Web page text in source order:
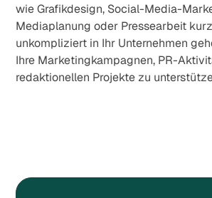
wie Grafikdesign, Social-Media-
Mediaplanung oder Pressearbeit
unkompliziert in Ihr Unternehmen
Ihre Marketingkampagnen, PR-
redaktionellen Projekte zu